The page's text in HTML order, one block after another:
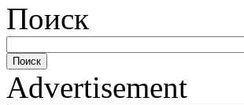
Поиск
Advertisement